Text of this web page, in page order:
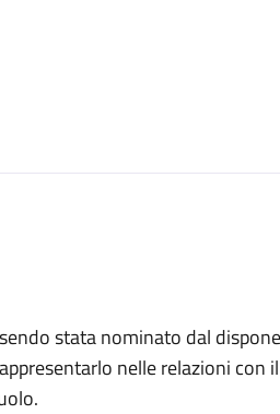
stata nominato dal
nelle relazioni con